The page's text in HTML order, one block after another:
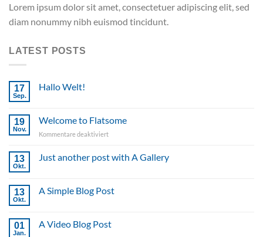
Lorem ipsum dolor sit amet, consectetuer adipiscing elit, sed
diam nonummy nibh euismod tincidunt.
LATEST POSTS
17
Sep.
Hallo Welt!
19
Nov.
Welcome to Flatsome
Kommentare deaktiviertfür
Flatsome
13
Okt.
Just another post with A Gallery
13
Okt.
A Simple Blog Post
01
Jan.
A Video Blog Post